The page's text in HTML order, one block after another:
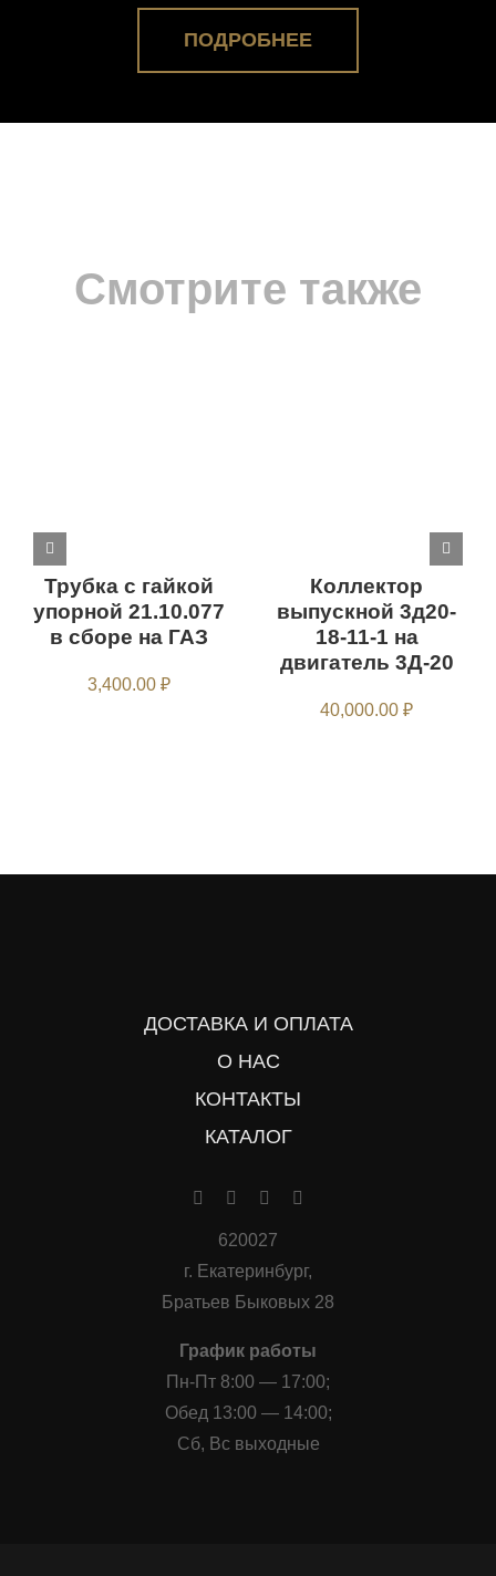
ПОДРОБНЕЕ
Смотрите также
Трубка с гайкой
упорной 21.10.077
в сборе на ГАЗ
3,400.00₽
Коллектор
выпускной 3д20-
18-11-1 на
двигатель 3Д-20
40,000.00 ₽
ДОСТАВКА И ОПЛАТА
О НАС
КОНТАКТЫ
КАТАЛОГ
620027
г. Екатеринбург,
Братьев Быковых 28
График работы
Пн-Пт 8:00 — 17:00;
Обед 13:00 — 14:00;
Сб, Вс выходные